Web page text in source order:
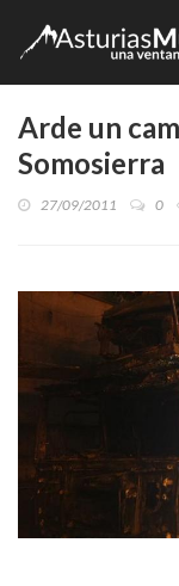
Arde un
Somosierra
27/09/2011 0